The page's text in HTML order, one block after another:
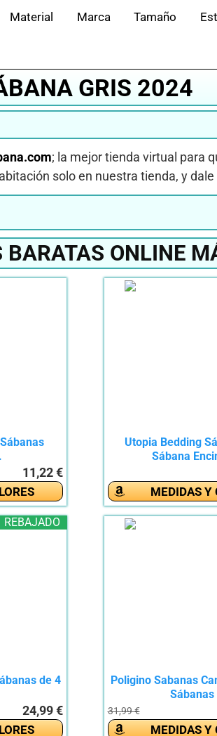
Material Marca Tamaño
GRIS 2024
; la mejor tienda virtual para
solo en nuestra tienda, y
BARATAS ONLINE
11,22 €
Utopia Bedding
Sábana
MEDIDAS Y
REBAJADO
de 4
24,99 €
Poligino Sabanas
Sábanas
31,99 €
MEDIDAS Y